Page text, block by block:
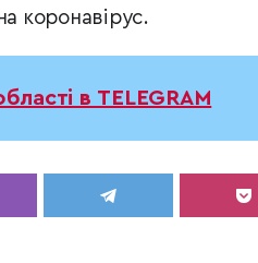
коронавірус.
в TELEGRAM